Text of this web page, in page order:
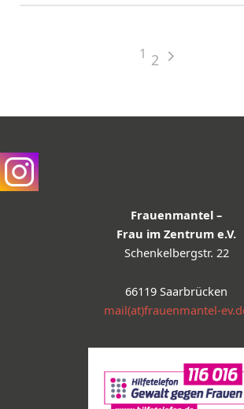
1 2
Frauenmantel –
Frau im Zentrum e.V.
Schenkelbergstr. 22
66119 Saarbrücken
mail(at)frauenmantel-